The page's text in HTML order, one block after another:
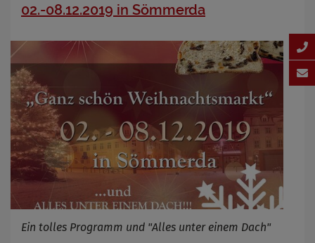
02.-08.12.2019 in Sömmerda
Ein tolles Programm und "Alles unter einem Dach"